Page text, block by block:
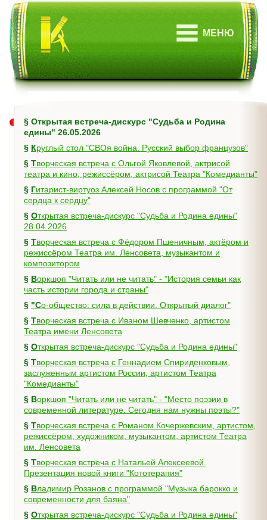
МЕНЮ
§ Открытая встреча-дискурс "Судьба и Родина
едины" 26.05.2026
§
Круглый стол "СВОя война. Русский выбор французов"
§ Творческая встреча с Ольгой Яковлевой, актрисой
театра и кино, режиссёром, актрисой Театра "Комедианты"
§ Гитарист-виртуоз Алексей Носов с программой "От
сердца к сердцу"
§ Открытая встреча-дискурс "Судьба и Родина едины"
28.04.2026
§ Творческая встреча с Фёдором Пшеничным, актёром и
режиссёром Театра им. Ленсовета, музыкантом и
композитором
§ Воркшоп "Читать или не читать" - "История семьи как
часть истории города и страны"
§
"Со-общество: сила в действии. Открытый диалог"
§ Творческая встреча с Иваном Шевченко, артистом
Театра имени Ленсовета
§
Открытая встреча-дискурс "Судьба и Родина едины"
§ Творческая встреча с Геннадием Спириденковым,
заслуженным артистом России, артистом Театра
"Комедианты"
§ Воркшоп "Читать или не читать" - "Место поэзии в
современной литературе. Сегодня нам нужны поэты?"
§ Творческая встреча с Романом Кочержевским, артистом,
режиссёром, художником, музыкантом, артистом Театра
им. Ленсовета
§ Творческая встреча с Натальей Алексеевой.
Презентация новой книги "Кототерапия"
§ Владимир Розанов с программой "Музыка барокко и
современности для баяна"
§ Открытая встреча-дискурс "Судьба и Родина едины"